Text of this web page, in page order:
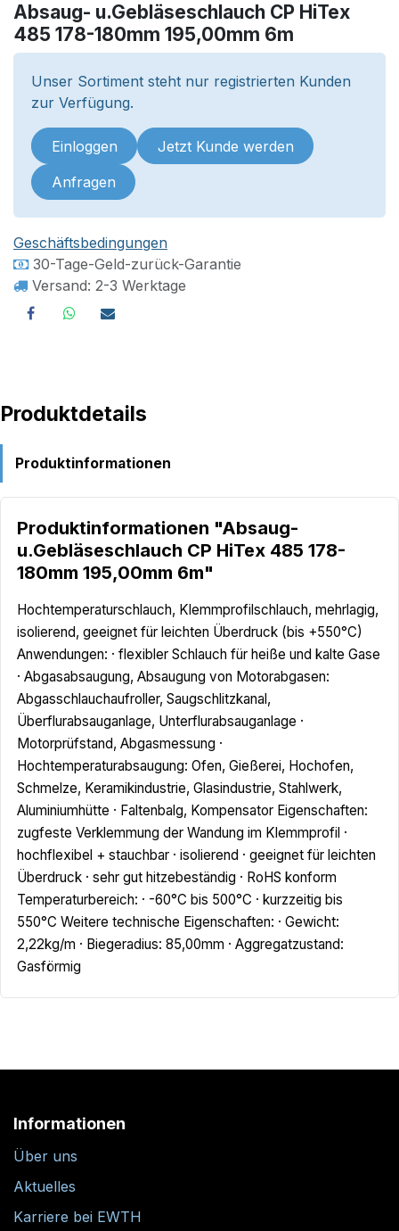
Absaug- u.Gebläseschlauch CP HiTex
485 178-180mm 195,00mm 6m
Unser Sortiment steht nur registrierten Kunden
zur Verfügung.
Einloggen Jetzt Kunde werden
Anfragen
Geschäftsbedingungen
30-Tage-Geld-zurück-Garantie
Versand: 2-3 Werktage
Produktdetails
Produktinformationen
Produktinformationen "Absaug-
u.Gebläseschlauch CP HiTex 485 178-
180mm 195,00mm 6m"
Hochtemperaturschlauch, Klemmprofilschlauch, mehrlagig,
isolierend, geeignet für leichten Überdruck (bis +550°C)
Anwendungen: · flexibler Schlauch für heiße und kalte Gase
· Abgasabsaugung, Absaugung von Motorabgasen:
Abgasschlauchaufroller, Saugschlitzkanal,
Überflurabsauganlage, Unterflurabsauganlage ·
Motorprüfstand, Abgasmessung ·
Hochtemperaturabsaugung: Ofen, Gießerei, Hochofen,
Schmelze, Keramikindustrie, Glasindustrie, Stahlwerk,
Aluminiumhütte · Faltenbalg, Kompensator Eigenschaften:
zugfeste Verklemmung der Wandung im Klemmprofil ·
hochflexibel + stauchbar · isolierend · geeignet für leichten
Überdruck · sehr gut hitzebeständig · RoHS konform
Temperaturbereich: · -60°C bis 500°C · kurzzeitig bis
550°C Weitere technische Eigenschaften: · Gewicht:
2,22kg/m · Biegeradius: 85,00mm · Aggregatzustand:
Gasförmig
Informationen
Über uns
Aktuelles
Karriere bei EWTH